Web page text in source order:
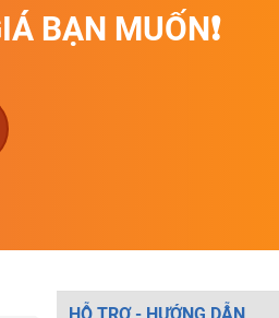
BẠN MUỐN❗